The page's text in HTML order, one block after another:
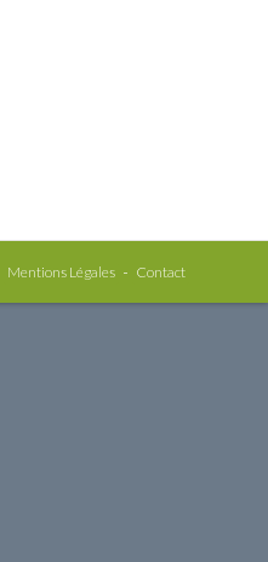
Mentions Légales - Contact